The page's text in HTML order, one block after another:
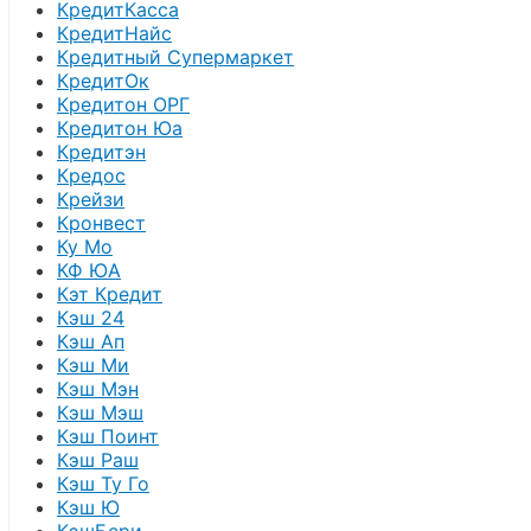
КредитКасса
КредитНайс
Кредитный Супермаркет
КредитОк
Кредитон ОРГ
Кредитон Юа
Кредитэн
Кредос
Крейзи
Кронвест
Ку Мо
КФ ЮА
Кэт Кредит
Кэш 24
Кэш Ап
Кэш Ми
Кэш Мэн
Кэш Мэш
Кэш Поинт
Кэш Раш
Кэш Ту Го
Кэш Ю